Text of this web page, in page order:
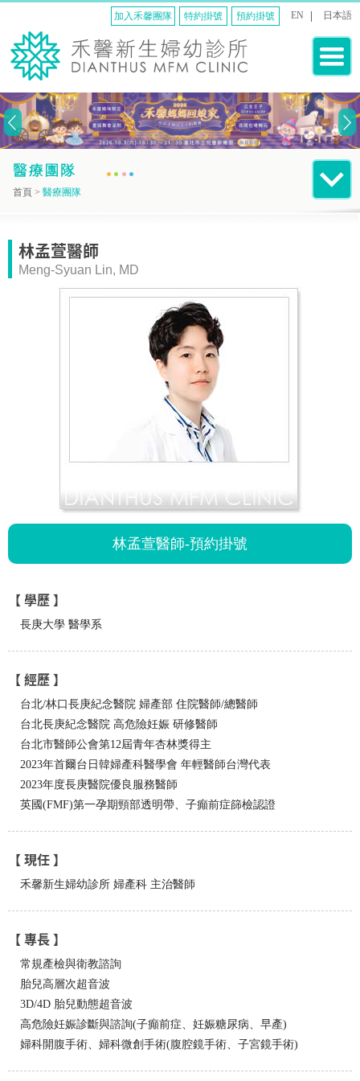
日本語
EN
加入禾馨團隊 預約掛號
特約掛號
首頁 > 醫療團隊
林孟萱醫師
Meng-Syuan Lin, MD
林孟萱醫師-預約掛號
【 學歷 】
長庚大學 醫學系
【 經歷 】
台北/林口長庚紀念醫院 婦產部 住院醫師/總醫師
台北長庚紀念醫院 高危險妊娠 研修醫師
台北市醫師公會第12屆青年杏林獎得主
2023年首爾台日韓婦產科醫學會 年輕醫師台灣代表
2023年度長庚醫院優良服務醫師
英國(FMF)第一孕期頸部透明帶、子癲前症篩檢認證
【 現任 】
禾馨新生婦幼診所 婦產科 主治醫師
【 專長 】
常規產檢與衛教諮詢
胎兒高層次超音波
3D/4D 胎兒動態超音波
高危險妊娠診斷與諮詢(子癲前症、妊娠糖尿病、早產)
婦科開腹手術、婦科微創手術(腹腔鏡手術、子宮鏡手術)